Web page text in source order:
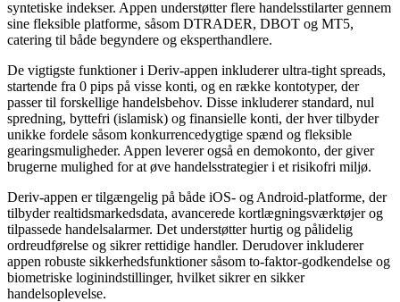
syntetiske indekser. Appen understøtter flere handelsstilarter gennem
sine fleksible platforme, såsom DTRADER, DBOT og MT5,
catering til både begyndere og eksperthandlere.
De vigtigste funktioner i Deriv-appen inkluderer ultra-tight spreads,
startende fra 0 pips på visse konti, og en række kontotyper, der
passer til forskellige handelsbehov. Disse inkluderer standard, nul
spredning, byttefri (islamisk) og finansielle konti, der hver tilbyder
unikke fordele såsom konkurrencedygtige spænd og fleksible
gearingsmuligheder. Appen leverer også en demokonto, der giver
brugerne mulighed for at øve handelsstrategier i et risikofri miljø.
Deriv-appen er tilgængelig på både iOS- og Android-platforme, der
tilbyder realtidsmarkedsdata, avancerede kortlægningsværktøjer og
tilpassede handelsalarmer. Det understøtter hurtig og pålidelig
ordreudførelse og sikrer rettidige handler. Derudover inkluderer
appen robuste sikkerhedsfunktioner såsom to-faktor-godkendelse og
biometriske loginindstillinger, hvilket sikrer en sikker
handelsoplevelse.